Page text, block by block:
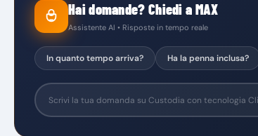
Hai domande? Chiedi a MAX
Assistente AI • Risposte in tempo reale
In quanto tempo arriva? Ha la penna inclusa?